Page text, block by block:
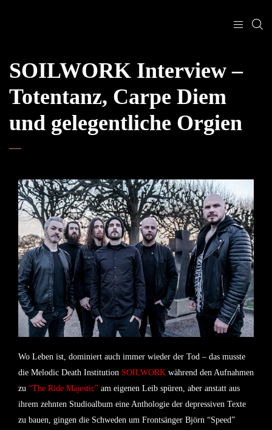
SOILWORK Interview –
Totentanz, Carpe Diem
und gelegentliche Orgien
Wo Leben ist, dominiert auch immer wieder der Tod – das musste
die Melodic Death Institution SOILWORK während den Aufnahmen
zu “The Ride Majestic” am eigenen Leib spüren, aber anstatt aus
ihrem zehnten Studioalbum eine Anthologie der depressiven Texte
zu bauen, gingen die Schweden um Frontsänger Björn “Speed”